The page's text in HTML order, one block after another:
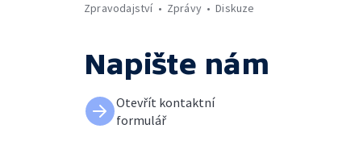
Zpravodajství
Zprávy Diskuze
Napište nám
Otevřít kontaktní
formulář